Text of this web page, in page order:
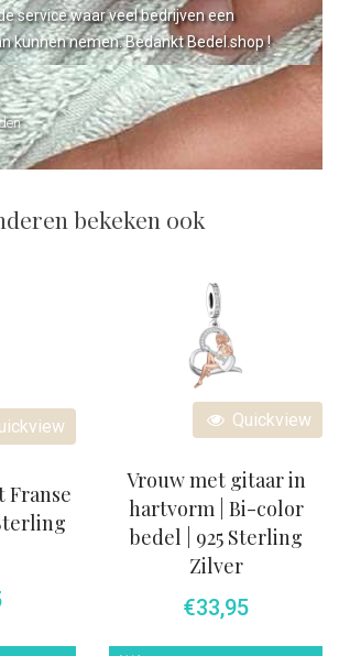
service waar veel bedrijven een
kunnen nemen. Bedankt Bedel.shop !
bekeken ook
Franse
Quickview
Vrouw met gitaar in
hartvorm | Bi-color
bedel | 925 Sterling
Zilver
€33,95